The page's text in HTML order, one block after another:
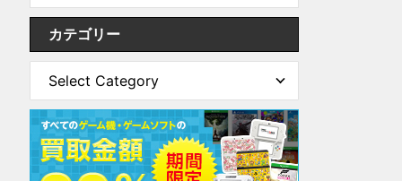
カテゴリー